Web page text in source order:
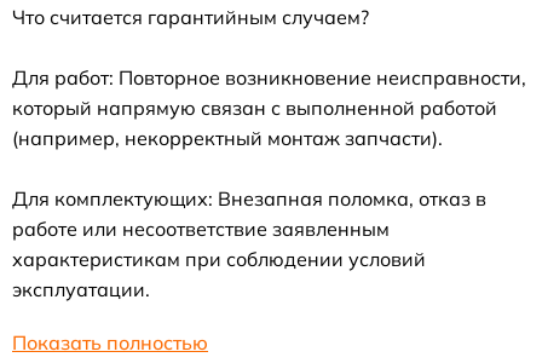
Что считается гарантийным случаем?
Для работ: Повторное возникновение неисправности,
который напрямую связан с выполненной работой
(например, некорректный монтаж запчасти).
Для комплектующих: Внезапная поломка, отказ в
работе или несоответствие заявленным
характеристикам при соблюдении условий
эксплуатации.
Показать полностью